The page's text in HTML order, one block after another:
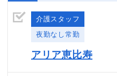
介護スタッフ
夜勤なし常勤
アリア恵比寿